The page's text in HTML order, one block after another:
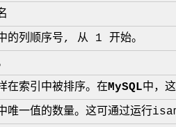
的列顺序号, 从 1 开始。
在索引中被排序。在MySQL中，
唯一值的数量。这可通过运行